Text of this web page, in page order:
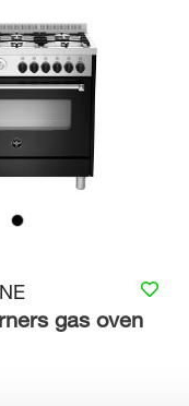
gas oven